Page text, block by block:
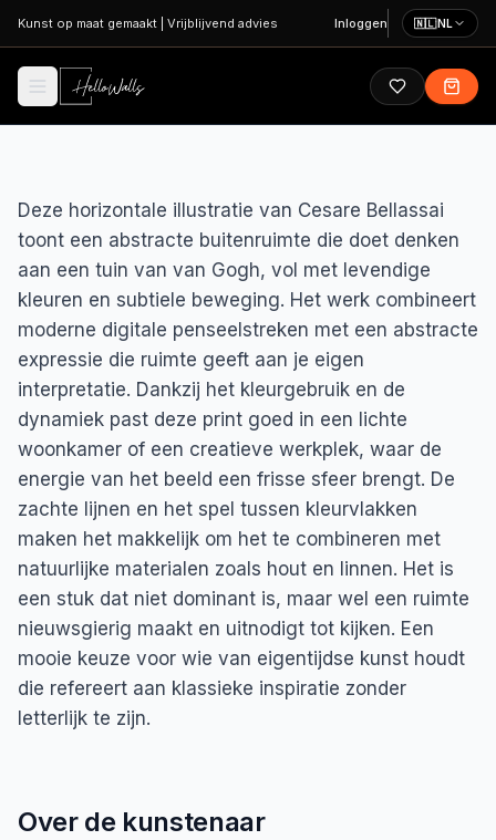
Ga naar hoofdinhoud
Kunst op maat gemaakt Vrijblijvend advies Inloggen 🇳🇱NL
Deze horizontale illustratie van Cesare Bellassai
toont een abstracte buitenruimte die doet denken
aan een tuin van van Gogh, vol met levendige
kleuren en subtiele beweging. Het werk combineert
moderne digitale penseelstreken met een abstracte
expressie die ruimte geeft aan je eigen
interpretatie. Dankzij het kleurgebruik en de
dynamiek past deze print goed in een lichte
woonkamer of een creatieve werkplek, waar de
energie van het beeld een frisse sfeer brengt. De
zachte lijnen en het spel tussen kleurvlakken
maken het makkelijk om het te combineren met
natuurlijke materialen zoals hout en linnen. Het is
een stuk dat niet dominant is, maar wel een ruimte
nieuwsgierig maakt en uitnodigt tot kijken. Een
mooie keuze voor wie van eigentijdse kunst houdt
die refereert aan klassieke inspiratie zonder
letterlijk te zijn.
Over de kunstenaar